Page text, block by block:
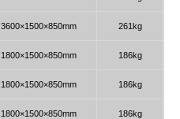
3600×1500×850mm 261kg
1800×1500×850mm 186kg
1800×1500×850mm 186kg
1800×1500×850mm 186kg